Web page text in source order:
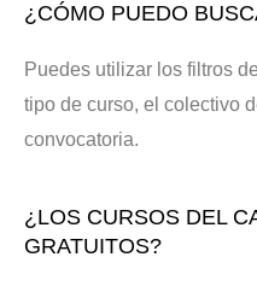
¿CÓMO PUEDO
Puedes utilizar los filtros
tipo de curso, el colectivo
convocatoria.
¿LOS CURSOS DEL
GRATUITOS?